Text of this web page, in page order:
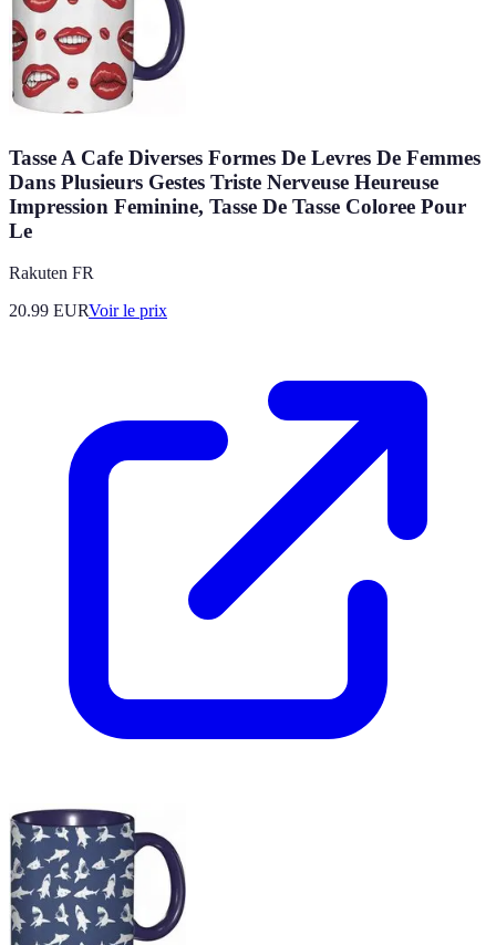
Tasse A Cafe Diverses Formes De Levres De Femmes
Dans Plusieurs Gestes Triste Nerveuse Heureuse
Impression Feminine, Tasse De Tasse Coloree Pour
Le
Rakuten FR
20.99 EURVoir le prix